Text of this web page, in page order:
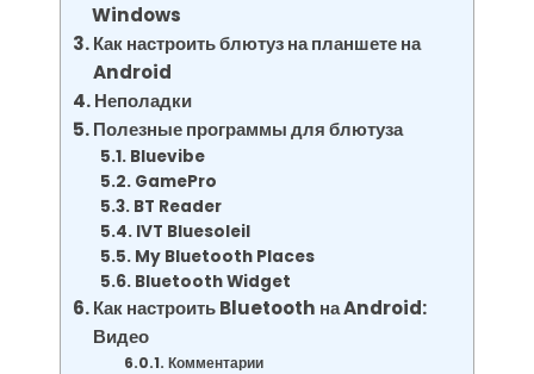
Windows
Как настроить блютуз на планшете на
Android
Неполадки
Полезные программы для блютуза
Bluevibe
GamePro
BT Reader
IVT Bluesoleil
My Bluetooth Places
Bluetooth Widget
Как настроить Bluetooth на Android:
Видео
Комментарии